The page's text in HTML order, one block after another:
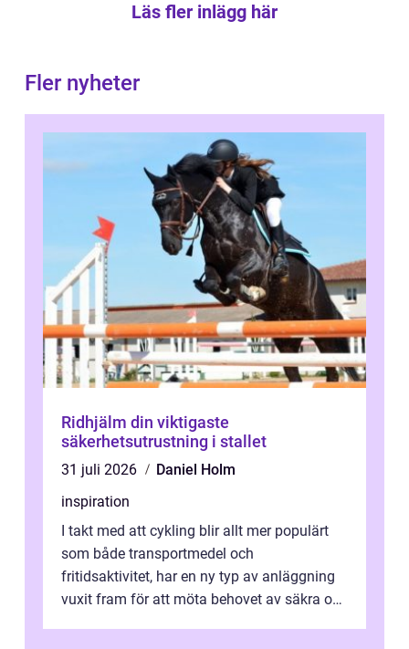
Läs fler inlägg här
Fler nyheter
Ridhjälm din viktigaste
säkerhetsutrustning i stallet
31 juli 2026
Daniel Holm
inspiration
I takt med att cykling blir allt mer populärt
som både transportmedel och
fritidsaktivitet, har en ny typ av anläggning
vuxit fram för att möta behovet av säkra och